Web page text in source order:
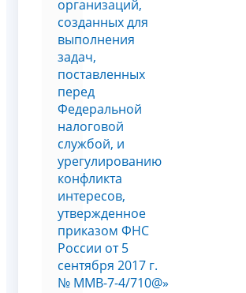
организаций,
созданных для
выполнения
задач,
поставленных
перед
Федеральной
налоговой
службой, и
урегулированию
конфликта
интересов,
утвержденное
приказом ФНС
России от 5
сентября 2017 г.
№ ММВ-7-4/710@»